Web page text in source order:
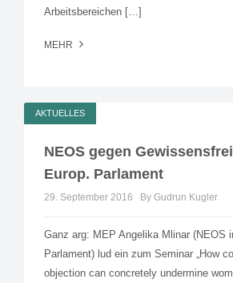
Arbeitsbereichen […]
MEHR
AKTUELLES
NEOS gegen
Europ. Parlament
29. September 2016 By Gudrun Kugler
Ganz arg: MEP Angelika Mlinar (NEOS
Parlament) lud ein zum Seminar „How
objection can concretely undermine